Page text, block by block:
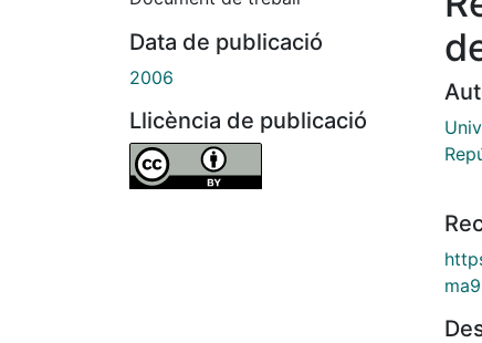
Data de publicació
2006
Llicència de publicació